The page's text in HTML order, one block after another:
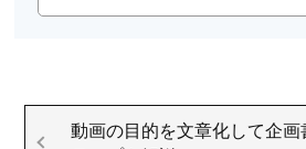
動画の目的を文章化して企